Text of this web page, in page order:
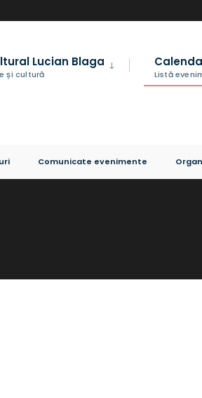
Lucian Blaga
și cultură Listă
Comunicate evenimente